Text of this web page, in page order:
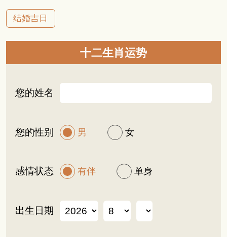
结婚吉日
十二生肖运势
您的姓名
您的性别 男 女
感情状态 有伴 单身
出生日期